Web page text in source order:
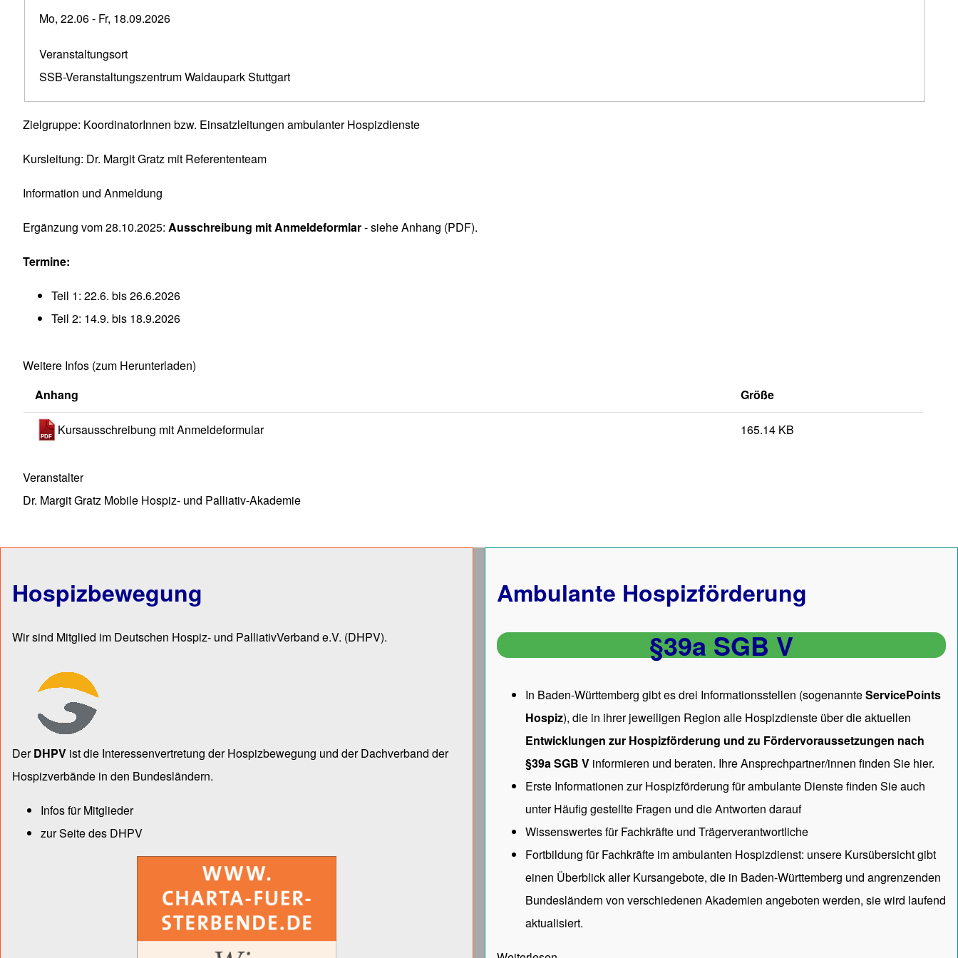
Mo, 22.06- Fr, 18.09.2026
Veranstaltungsort
SSB-Veranstaltungszentrum Waldaupark Stuttgart
Zielgruppe: KoordinatorInnen bzw. Einsatzleitungen ambulanter Hospizdienste
Kursleitung: Dr. Margit Gratz mit Referententeam
Information und Anmeldung
Ergänzung vom 28.10.2025: Ausschreibung mit Anmeldeformlar- siehe Anhang (PDF).
Termine:
Teil 1: 22.6. bis 26.6.2026
Teil 2: 14.9. bis 18.9.2026
Weitere Infos (zum Herunterladen)
Anhang
Größe
Kursausschreibung mit Anmeldeformular 165.14 KB
Veranstalter
Dr. Margit Gratz Mobile Hospiz- und Palliativ-Akademie
Hospizbewegung
Wir sind Mitglied im Deutschen Hospiz- und PalliativVerband e.V. (DHPV).
DerDHPV ist die Inter­essen­ver­tre­tung der Hospiz­bewegung und der Dach­verband der
Hospiz­verbände in den Bun­des­län­dern.
Infos für Mitglieder
zur Seite des DHPV
Ambulante Hospizförderung
§39a SGB V
In Baden-Württemberg gibt es drei Informationsstellen (sogenannteServicePoints
Hospiz), die in ihrer jeweiligen Region alle Hospizdienste über die aktuellen
Entwicklungen zur Hospizförderung und zu Fördervoraussetzungen nach
§39a SGB V informieren und beraten. Ihre Ansprechpartner/innen finden Sie hier.
Erste Informationen zur Hospizförderung für ambulante Dienste finden Sie auch
unterHäufig gestellte Fragen und die Antworten darauf
Wissenswertes für Fachkräfte und Trägerverantwortliche
Fortbildung für Fachkräfte im ambulanten Hospizdienst: unsere Kursübersichtgibt
einen Überblick aller Kursangebote, die in Baden-Württemberg und angrenzenden
Bundesländern von verschiedenen Akademien angeboten werden, sie wird laufend
aktualisiert.